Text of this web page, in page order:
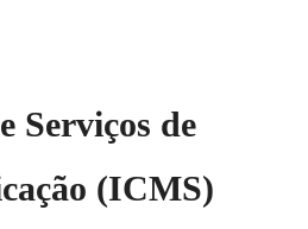
Serviços de
(ICMS)